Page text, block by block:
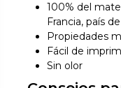
100% del
Francia, país
Propiedades
Fácil de
Sin olor